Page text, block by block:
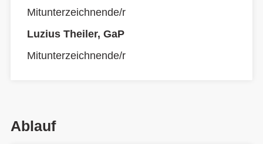
Mitunterzeichnende/r
Luzius Theiler, GaP
Mitunterzeichnende/r
Ablauf